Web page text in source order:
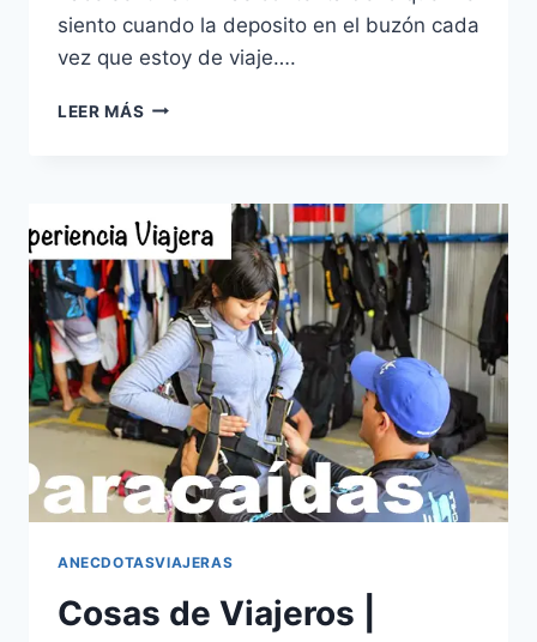
siento cuando la deposito en el buzón cada
vez que estoy de viaje….
LEER MÁS COSAS
QUÉ
ME
GUSTA
ENVIAR
POSTALES?
ANECDOTASVIAJERAS
Cosas de Viajeros |